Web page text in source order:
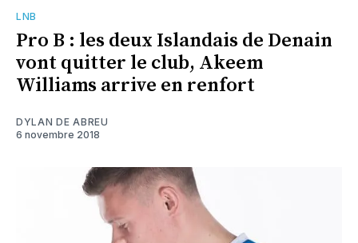
LNB
Pro B : les deux Islandais de Denain
vont quitter le club, Akeem
Williams arrive en renfort
DYLAN DE ABREU
6 novembre 2018